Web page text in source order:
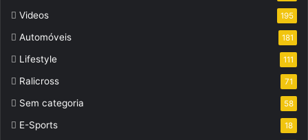
Videos 195
Automóveis 181
Lifestyle 111
Ralicross 71
Sem categoria 58
E-Sports 18